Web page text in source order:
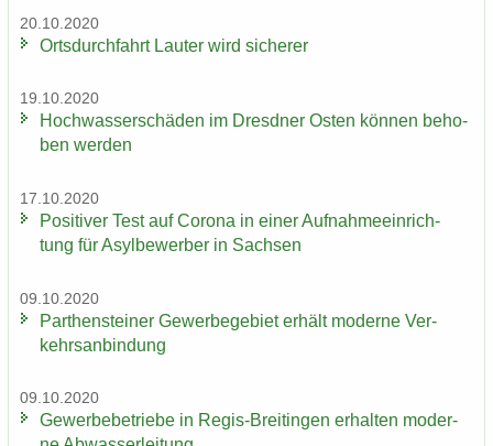
20.10.2020
Orts­durch­fahrt Lau­ter wird si­che­rer
19.10.2020
Hoch­was­ser­schä­den im Dresd­ner Osten kön­nen be­ho­
ben wer­den
17.10.2020
Po­si­ti­ver Test auf Co­ro­na in einer Auf­nah­me­ein­rich­
tung für Asyl­be­wer­ber in Sach­sen
09.10.2020
Par­then­stei­ner Ge­wer­be­ge­biet er­hält mo­der­ne Ver­
kehrs­an­bin­dung
09.10.2020
Ge­wer­be­be­trie­be in Regis-​Breitingen er­hal­ten mo­der­